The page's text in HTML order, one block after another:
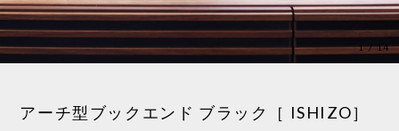
1/14
アーチ型ブックエンド ブラック［ ISHIZO］